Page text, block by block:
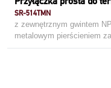
SR-514TMN
z zewnętrznym gwintem
metalowym pierścieniem